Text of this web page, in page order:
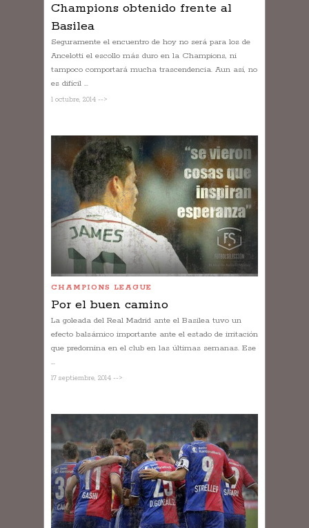
Champions obtenido frente al
Basilea
Seguramente el encuentro de hoy no será para los de
Ancelotti el escollo más duro en la Champions, ni
tampoco comportará mucha trascendencia. Aun así, no
es difícil ...
1 octubre, 2014 -->
CHAMPIONS LEAGUE
Por el buen camino
La goleada del Real Madrid ante el Basilea tuvo un
efecto balsámico importante ante el estado de irritación
que predomina en el club en las últimas semanas. Ese
...
17 septiembre, 2014 -->